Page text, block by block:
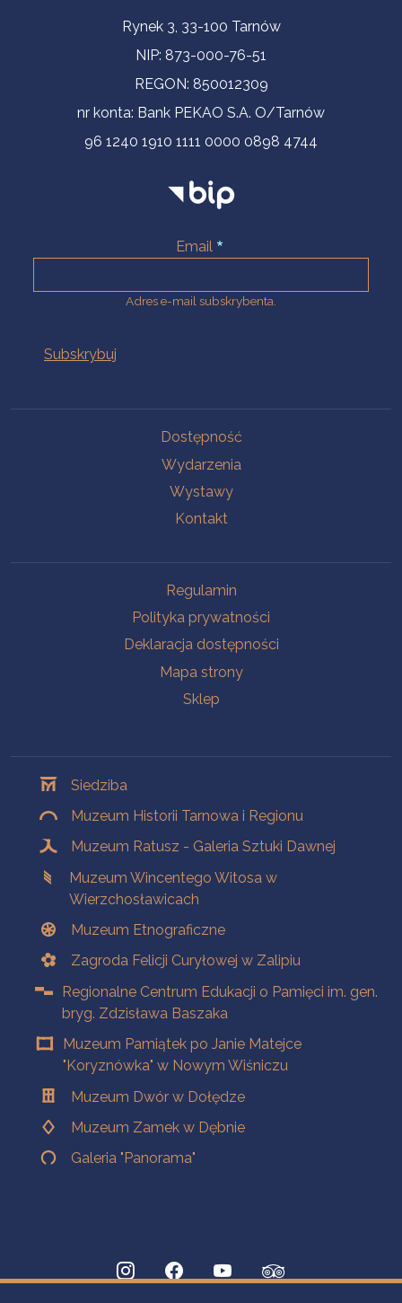
Informacje kontaktoweRynek 3, 33-100 Tarnów
NIP: 873-000-76-51
REGON: 850012309
nr konta: Bank PEKAO S.A. O/Tarnów
96 1240 1910 1111 0000 0898 4744
Email
Adres e-mail subskrybenta.
Dostępność
Wydarzenia
Wystawy
Kontakt
Regulamin
Polityka prywatności
Deklaracja dostępności
Mapa strony
Sklep
Siedziba
Muzeum Historii Tarnowa i Regionu
Muzeum Ratusz - Galeria Sztuki Dawnej
Muzeum Wincentego Witosa w
Wierzchosławicach
Muzeum Etnograficzne
Zagroda Felicji Curyłowej w Zalipiu
Regionalne Centrum Edukacji o Pamięci im. gen.
bryg. Zdzisława Baszaka
Muzeum Pamiątek po Janie Matejce
"Koryznówka" w Nowym Wiśniczu
Muzeum Dwór w Dołędze
Muzeum Zamek w Dębnie
Galeria "Panorama"